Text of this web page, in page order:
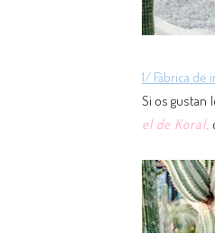
1/ Fábrica de
Si os gustan
el de Koral,